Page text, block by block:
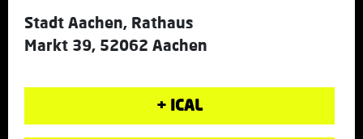
Stadt Aachen, Rathaus
Markt 39, 52062 Aachen
+ ICAL